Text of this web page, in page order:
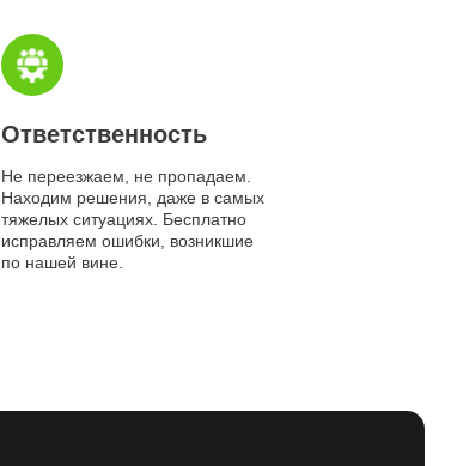
Не переезжаем, не пропадаем.
Находим решения, даже в самых
тяжелых ситуациях. Бесплатно
исправляем ошибки, возникшие
по нашей вине.
Ответственность